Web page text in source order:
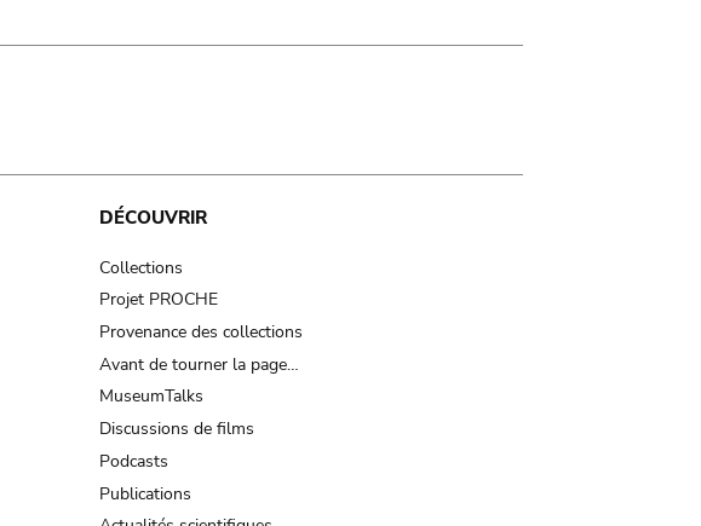
DÉCOUVRIR
Collections
Projet PROCHE
Provenance des collections
Avant de tourner la page…
MuseumTalks
Discussions de films
Podcasts
Publications